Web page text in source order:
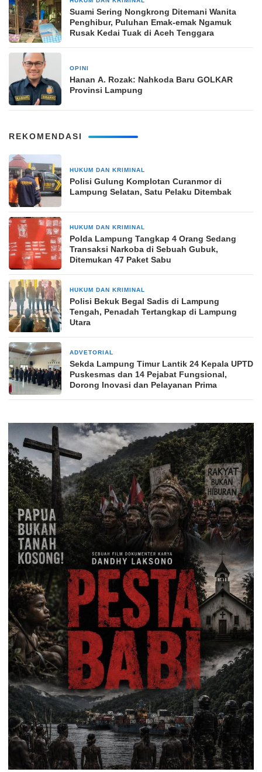
Suami Sering Nongkrong Ditemani Wanita
Penghibur, Puluhan Emak-emak Ngamuk
Rusak Kedai Tuak di Aceh Tenggara
OPINI
Hanan A. Rozak: Nahkoda Baru GOLKAR
Provinsi Lampung
REKOMENDASI
HUKUM DAN KRIMINAL
Polisi Gulung Komplotan Curanmor di
Lampung Selatan, Satu Pelaku Ditembak
HUKUM DAN KRIMINAL
Polda Lampung Tangkap 4 Orang Sedang
Transaksi Narkoba di Sebuah Gubuk,
Ditemukan 47 Paket Sabu
HUKUM DAN KRIMINAL
Polisi Bekuk Begal Sadis di Lampung
Tengah, Penadah Tertangkap di Lampung
Utara
ADVETORIAL
‎Sekda Lampung Timur Lantik 24 Kepala UPTD
Puskesmas dan 14 Pejabat Fungsional,
Dorong Inovasi dan Pelayanan Prima